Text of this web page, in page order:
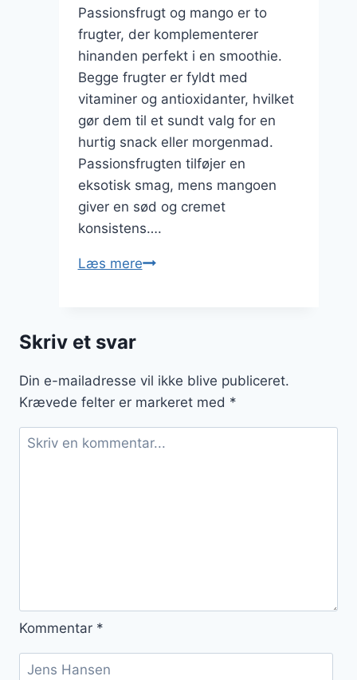
Passionsfrugt og mango er to
frugter, der komplementerer
hinanden perfekt i en smoothie.
Begge frugter er fyldt med
vitaminer og antioxidanter, hvilket
gør dem til et sundt valg for en
hurtig snack eller morgenmad.
Passionsfrugten tilføjer en
eksotisk smag, mens mangoen
giver en sød og cremet
konsistens….
Læs merePassionsfrugt
Skriv et svar
Din e-mailadresse vil ikke blive publiceret.
Krævede felter er markeret med *
Kommentar *